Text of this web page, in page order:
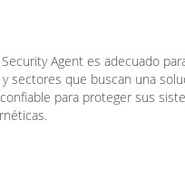
Agent es adecuado
sectores que buscan una
para proteger sus